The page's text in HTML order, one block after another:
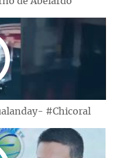
#Chicoral